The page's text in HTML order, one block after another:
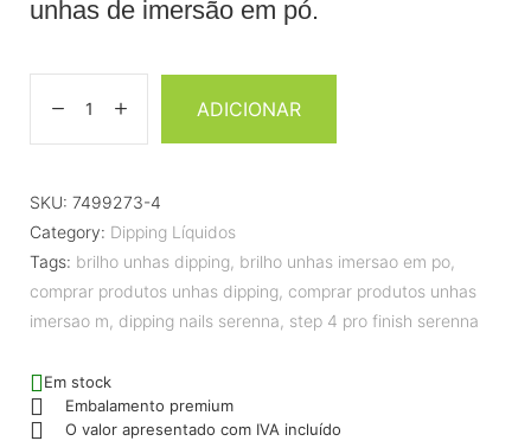
unhas de imersão em pó.
ADICIONAR
SKU: 7499273-4
Category: Dipping Líquidos
Tags: brilho unhas dipping, brilho unhas imersao em po,
comprar produtos unhas dipping, comprar produtos unhas
imersao m, dipping nails serenna, step 4 pro finish serenna
Em stock
Embalamento premium
O valor apresentado com IVA incluído